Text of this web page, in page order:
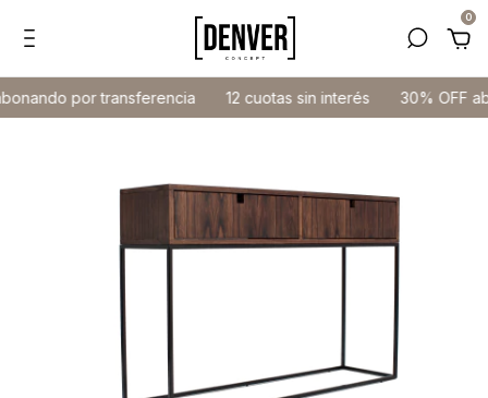
0
por transferencia 12 cuotas sin interés 30% OFF